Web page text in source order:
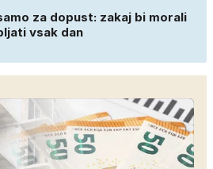
za dopust: zakaj bi morali
vsak dan